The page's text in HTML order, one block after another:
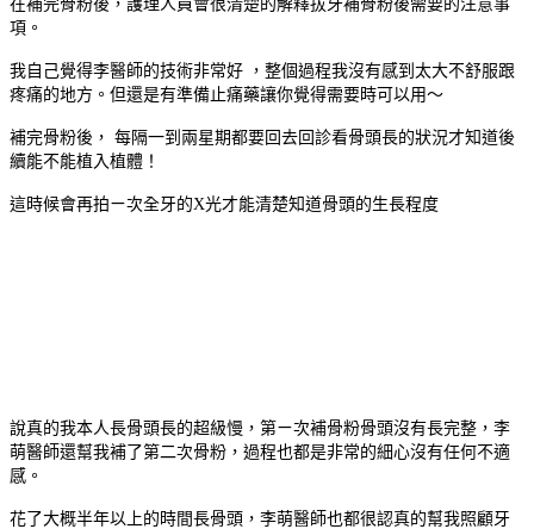
在補完骨粉後，護理人員會很清楚的解釋拔牙補骨粉後需要的注意事
項。
我自己覺得李醫師的技術非常好 ，整個過程我沒有感到太大不舒服跟
疼痛的地方。但還是有準備止痛藥讓你覺得需要時可以用～
補完骨粉後， 每隔一到兩星期都要回去回診看骨頭長的狀況才知道後
續能不能植入植體！
這時候會再拍ㄧ次全牙的X光才能清楚知道骨頭的生長程度
說真的我本人長骨頭長的超級慢，第ㄧ次補骨粉骨頭沒有長完整，李
萌醫師還幫我補了第二次骨粉，過程也都是非常的細心沒有任何不適
感。
花了大概半年以上的時間長骨頭，李萌醫師也都很認真的幫我照顧牙